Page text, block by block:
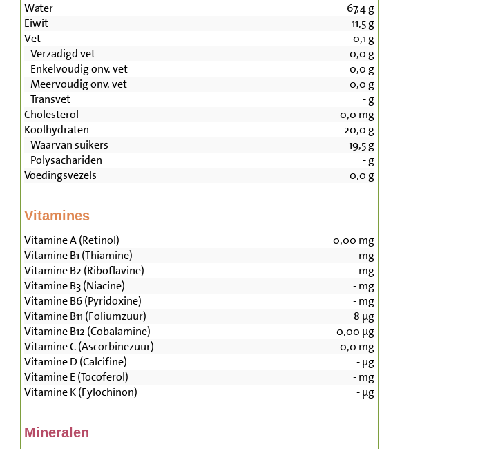
Water 67,4g
Eiwit
11,5g
Vet
0,1 g
Verzadigd vet
0,0 g
Enkelvoudig onv. vet
0,0 g
Meervoudig onv. vet
0,0 g
Transvet
-g
Cholesterol
0,0 mg
Koolhydraten
20,0 g
Waarvan suikers
19,5g
Polysachariden
-g
Voedingsvezels
0,0 g
Vitamines
Vitamine A (Retinol) 0,00 mg
Vitamine B1 (Thiamine)
-mg
Vitamine B2 (Riboflavine)
-mg
Vitamine B3 (Niacine)
-mg
Vitamine B6 (Pyridoxine)
-mg
Vitamine B11 (Foliumzuur)
8 µg
Vitamine B12 (Cobalamine)
0,00 µg
Vitamine C (Ascorbinezuur)
0,0 mg
Vitamine D (Calcifine)
-µg
Vitamine E (Tocoferol)
-mg
Vitamine K (Fylochinon)
-µg
Mineralen